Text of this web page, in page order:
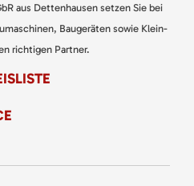
aus Dettenhausen setzen Sie bei
Baugeräten sowie Klein-
richtigen Partner.